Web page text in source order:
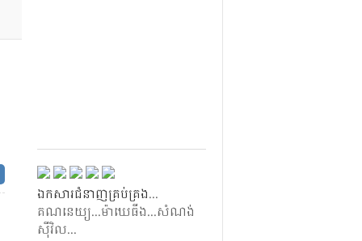
ឯកសា​រ​ជំនាញ​គ្រប់​គ្រង​.​.​.​​
គណនេយ្យ​.​.​.​​ម៉ាឃេធីង​..​.​​សំណង់​
ស៊ី​វិល​.​.​.​